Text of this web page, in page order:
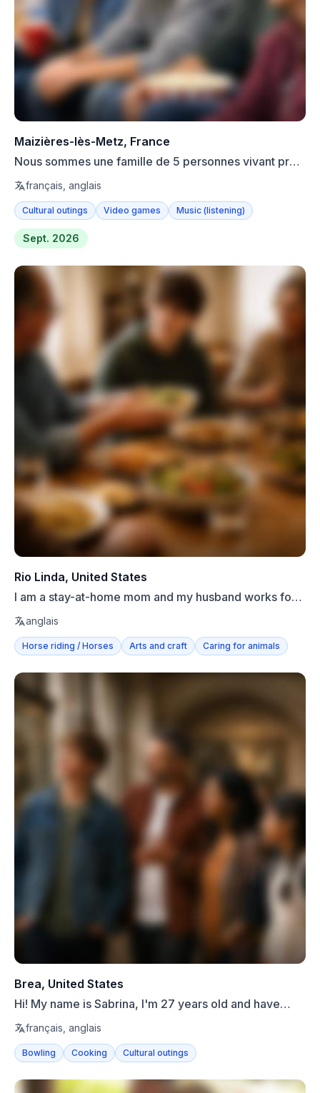
Maizières-lès-Metz, France
Nous sommes une famille de 5 personnes vivant près
de Metz. ...
français, anglais
Cultural outings Video games Music (listening)
Sept. 2026
Rio Linda, United States
I am a stay-at-home mom and my husband works for a
big const...
anglais
Horse riding / Horses Arts and craft Caring for animals
Brea, United States
Hi! My name is Sabrina, I'm 27 years old and have
been livin...
français, anglais
Bowling Cooking Cultural outings